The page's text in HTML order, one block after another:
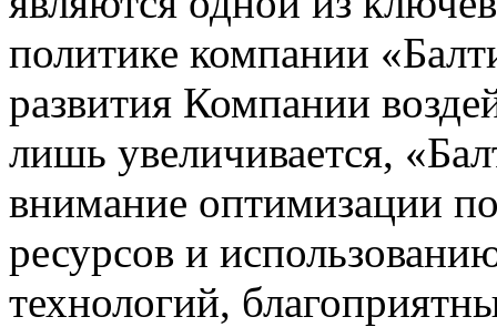
политике компании
развития Компании
лишь увеличивается,
внимание оптимизации
ресурсов и
технологий,